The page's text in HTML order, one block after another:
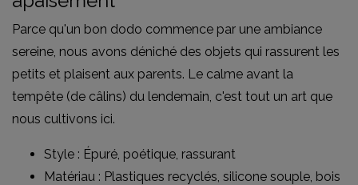
Parce qu'un bon dodo commence par une ambiance
sereine, nous avons déniché des objets qui rassurent les
petits et plaisent aux parents. Le calme avant la
tempête (de câlins) du lendemain, c'est tout un art que
nous cultivons ici.
Style : Épuré, poétique, rassurant
Matériau : Plastiques recyclés, silicone souple, bois